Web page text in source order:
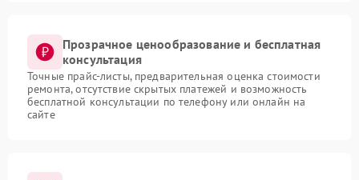
Прозрачное ценообразование и бесплатная
консультация
Точные прайс-листы, предварительная оценка стоимости
ремонта, отсутствие скрытых платежей и возможность
бесплатной консультации по телефону или онлайн на
сайте